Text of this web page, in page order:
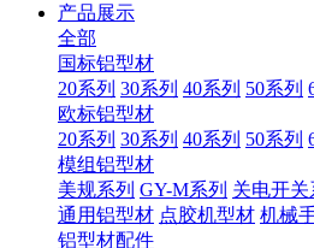
产品展示
全部
国标铝型材
20系列 30系列 40系列 50系列
欧标铝型材
20系列 30系列 40系列 50系列
模组铝型材
美规系列 GY-M系列 关电开关
通用铝型材 点胶机型材 机械
铝型材配件